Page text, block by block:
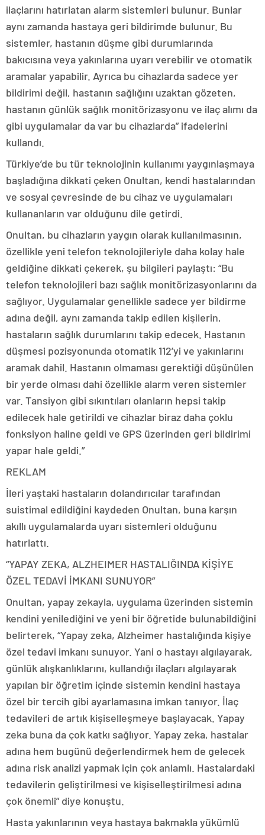
ilaçlarını hatırlatan alarm sistemleri bulunur. Bunlar
aynı zamanda hastaya geri bildirimde bulunur. Bu
sistemler, hastanın düşme gibi durumlarında
bakıcısına veya yakınlarına uyarı verebilir ve otomatik
aramalar yapabilir. Ayrıca bu cihazlarda sadece yer
bildirimi değil, hastanın sağlığını uzaktan gözeten,
hastanın günlük sağlık monitörizasyonu ve ilaç alımı da
gibi uygulamalar da var bu cihazlarda” ifadelerini
kullandı.
Türkiye’de bu tür teknolojinin kullanımı yaygınlaşmaya
başladığına dikkati çeken Onultan, kendi hastalarından
ve sosyal çevresinde de bu cihaz ve uygulamaları
kullananların var olduğunu dile getirdi.
Onultan, bu cihazların yaygın olarak kullanılmasının,
özellikle yeni telefon teknolojileriyle daha kolay hale
geldiğine dikkati çekerek, şu bilgileri paylaştı: “Bu
telefon teknolojileri bazı sağlık monitörizasyonlarını da
sağlıyor. Uygulamalar genellikle sadece yer bildirme
adına değil, aynı zamanda takip edilen kişilerin,
hastaların sağlık durumlarını takip edecek. Hastanın
düşmesi pozisyonunda otomatik 112’yi ve yakınlarını
aramak dahil. Hastanın olmaması gerektiği düşünülen
bir yerde olması dahi özellikle alarm veren sistemler
var. Tansiyon gibi sıkıntıları olanların hepsi takip
edilecek hale getirildi ve cihazlar biraz daha çoklu
fonksiyon haline geldi ve GPS üzerinden geri bildirimi
yapar hale geldi.”
REKLAM
İleri yaştaki hastaların dolandırıcılar tarafından
suistimal edildiğini kaydeden Onultan, buna karşın
akıllı uygulamalarda uyarı sistemleri olduğunu
hatırlattı.
“YAPAY ZEKA, ALZHEIMER HASTALIĞINDA KİŞİYE
ÖZEL TEDAVİ İMKANI SUNUYOR”
Onultan, yapay zekayla, uygulama üzerinden sistemin
kendini yenilediğini ve yeni bir öğretide bulunabildiğini
belirterek, “Yapay zeka, Alzheimer hastalığında kişiye
özel tedavi imkanı sunuyor. Yani o hastayı algılayarak,
günlük alışkanlıklarını, kullandığı ilaçları algılayarak
yapılan bir öğretim içinde sistemin kendini hastaya
özel bir tercih gibi ayarlamasına imkan tanıyor. İlaç
tedavileri de artık kişiselleşmeye başlayacak. Yapay
zeka buna da çok katkı sağlıyor. Yapay zeka, hastalar
adına hem bugünü değerlendirmek hem de gelecek
adına risk analizi yapmak için çok anlamlı. Hastalardaki
tedavilerin geliştirilmesi ve kişiselleştirilmesi adına
çok önemli” diye konuştu.
Hasta yakınlarının veya hastaya bakmakla yükümlü